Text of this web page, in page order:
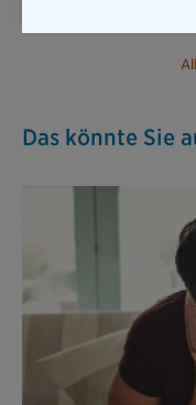
Das könnte Sie